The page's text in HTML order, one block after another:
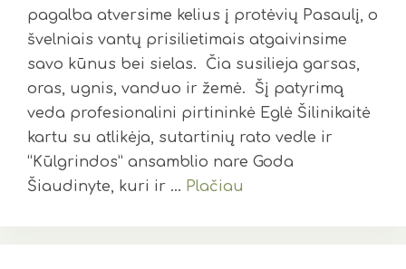
pagalba atversime kelius į protėvių Pasaulį, o
švelniais vantų prisilietimais atgaivinsime
savo kūnus bei sielas. Čia susilieja garsas,
oras, ugnis, vanduo ir žemė. Šį patyrimą
veda profesionalini pirtininkė Eglė Šilinikaitė
kartu su atlikėja, sutartinių rato vedle ir
“Kūlgrindos” ansamblio nare Goda
Šiaudinyte, kuri ir … Plačiau